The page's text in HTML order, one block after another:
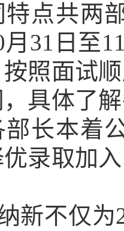
特点共两
月 31 日 至
按照面试
具体了
部长本着
录取加
新不仅为